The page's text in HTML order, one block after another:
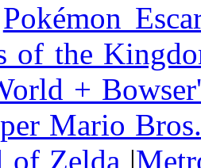
Pokémon
of the
+
Mario
of Zelda |